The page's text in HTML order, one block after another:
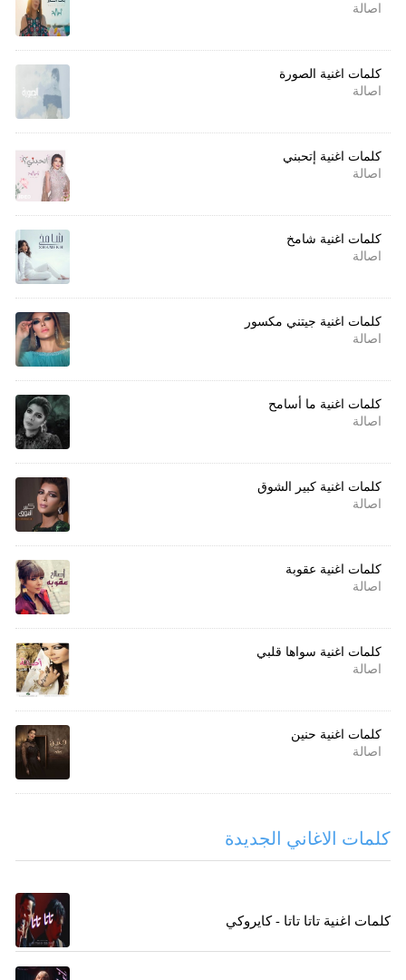
اصالة
كلمات اغنية الصورة
اصالة
كلمات اغنية إتحبني
اصالة
كلمات اغنية شامخ
اصالة
كلمات اغنية جيتني مكسور
اصالة
كلمات اغنية ما أسامح
اصالة
كلمات اغنية كبير الشوق
اصالة
كلمات اغنية عقوبة
اصالة
كلمات اغنية سواها قلبي
اصالة
كلمات اغنية حنين
اصالة
كلمات الاغاني الجديدة
كلمات اغنية تاتا تاتا - كايروكي